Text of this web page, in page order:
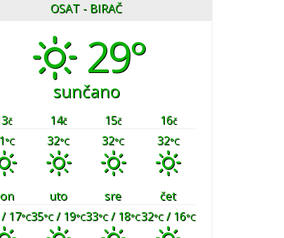
OSAT - BIRAČ
29°
sunčano
č 14č 15č 16č
°C 32°C 32°C 32°C
uto sre
čet
17°C35°C/ 19°C33°C/ 18°C32°C/ 16°C